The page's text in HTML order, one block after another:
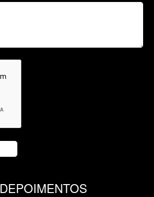
DEPOIMENTOS